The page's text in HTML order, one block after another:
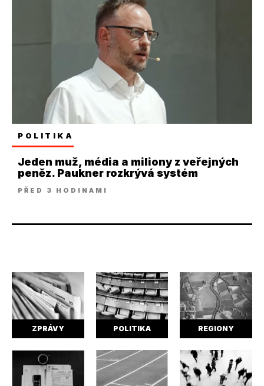
POLITIKA
Jeden muž, média a miliony z veřejných
peněz. Paukner rozkrývá systém
PŘED 3 HODINAMI
ZPRÁVY POLITIKA REGIONY